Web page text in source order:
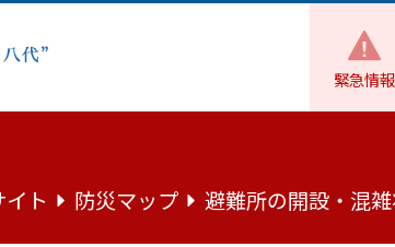
緊急情報
イト 防災マップ 避難所の開設・混